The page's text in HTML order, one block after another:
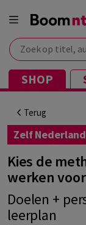
Zoek op titel,
SHOP
Terug
Zelf
Kies de
werken
Doelen +
leerplan